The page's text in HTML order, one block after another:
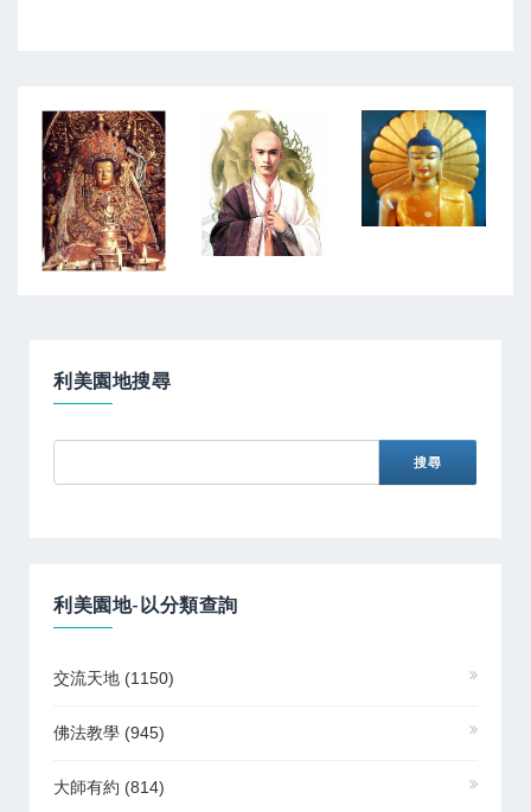
利美園地搜尋
利美園地-以分類查詢
交流天地 (1150)
佛法教學 (945)
大師有約 (814)